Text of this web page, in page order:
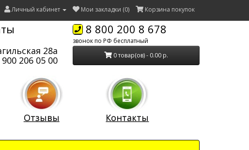
Личный кабинет Мои закладки (0) Корзина покупок
28а
900 206 05 00
8 800 200 8 678
звонок по РФ бесплатный
0 товар(ов) - 0.00 р.
Отзывы Контакты